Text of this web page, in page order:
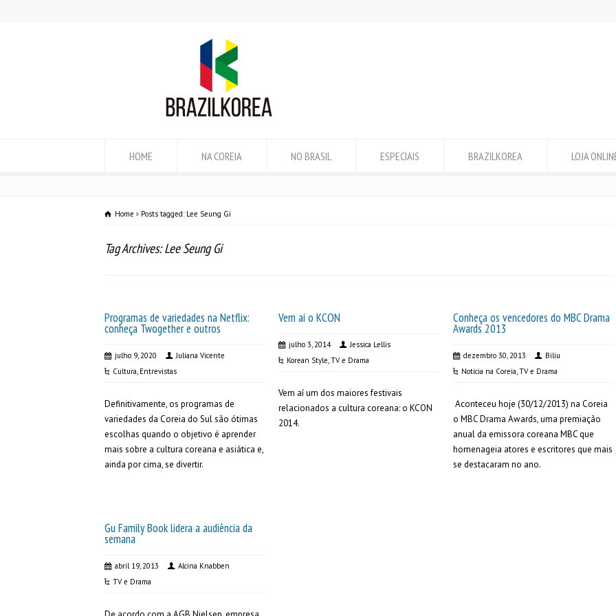
HOME NA COREIA NO BRASIL ESPECIAIS BRAZILKOREA LOJA
Home Posts tagged: Lee Seung Gi
Tag Archives: Lee Seung Gi
Programas de variedades na Netflix:
conheça Twogether e outros
julho 9, 2020
Juliana Vicente
Cultura, Entrevistas
Definitivamente, os programas de
variedades da Coreia do Sul são ótimas
escolhas quando o objetivo é aprender
mais sobre a cultura coreana e asiática e,
ainda por cima, se divertir.
Vem aí o KCON
julho 3, 2014
Jessica Lellis
Korean Style,TV e Drama
Vem aí um dos maiores festivais
relacionados a cultura coreana: o KCON
2014.
Conheça os vencedores do MBC Drama
Awards 2013
dezembro 30, 2013
Biliu
Noticia na Coreia,TV e Drama
Aconteceu hoje (30/12/2013) na Coreia
o MBC Drama Awards, uma premiação
anual da emissora coreana MBC que
homenageia atores e escritores que mais
se destacaram no ano.
Gu Family Book lidera a audiência da
semana
abril 19, 2013
Alcina Knabben
TV e Drama